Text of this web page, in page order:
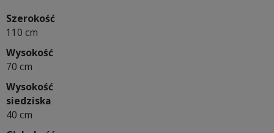
Szerokość
110 cm
Wysokość
70 cm
Wysokość
siedziska
40 cm